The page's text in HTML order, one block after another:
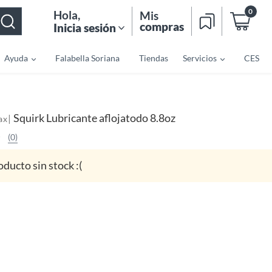
Hola,
Inicia sesión
Mis
compras
0
Ayuda Falabella Soriana Tiendas Servicios CES
| Squirk Lubricante aflojatodo 8.8oz
(0)
sin stock :(